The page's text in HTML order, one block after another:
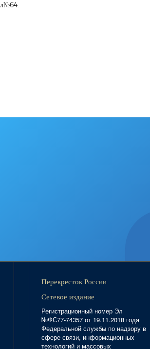
Перекресток России
Сетевое издание
Регистрационный номер Эл
№ФС77-74357 от 19.11.2018 года
Федеральной службы по надзору в
сфере связи, информационных
технологий и массовых